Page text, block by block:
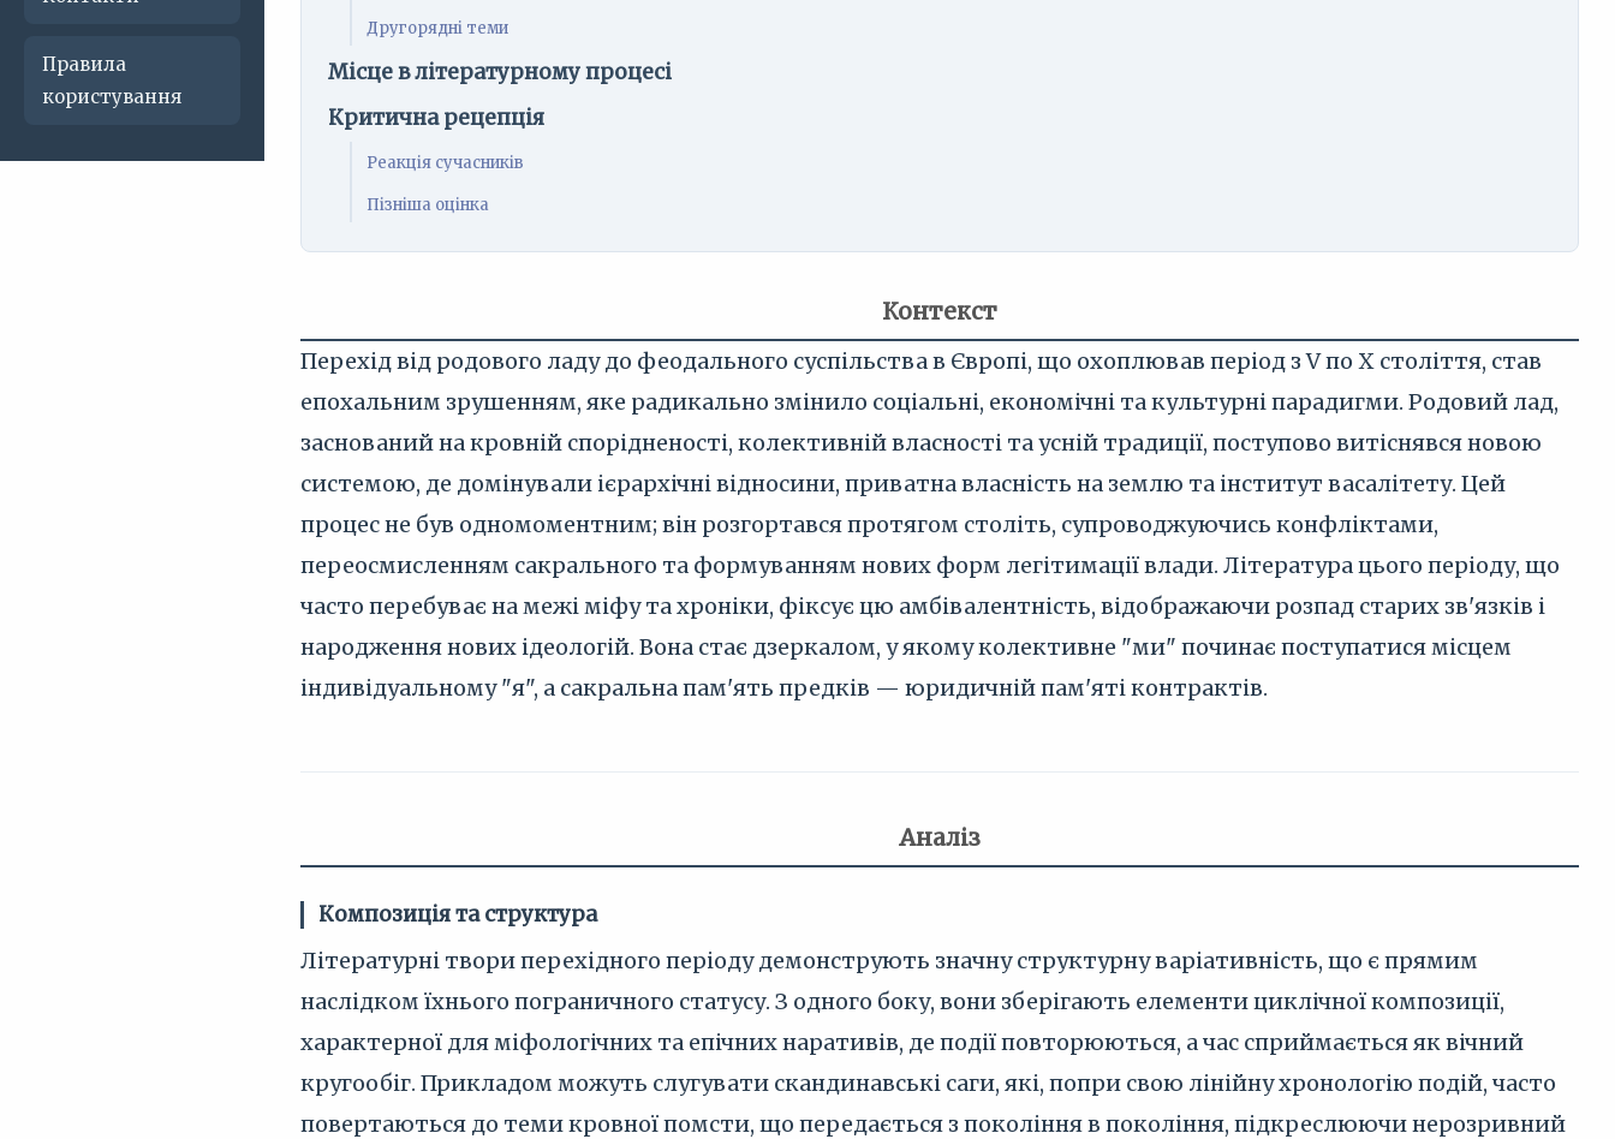
Правила
користування
Другорядні теми
Місце в літературному процесі
Критична рецепція
Реакція сучасників
Пізніша оцінка
Контекст
Перехід від родового ладу до феодального суспільства в Європі, що охоплював період з V по X століття, став
епохальним зрушенням, яке радикально змінило соціальні, економічні та культурні парадигми. Родовий лад,
заснований на кровній спорідненості, колективній власності та усній традиції, поступово витіснявся новою
системою, де домінували ієрархічні відносини, приватна власність на землю та інститут васалітету. Цей
процес не був одномоментним; він розгортався протягом століть, супроводжуючись конфліктами,
переосмисленням сакрального та формуванням нових форм легітимації влади. Література цього періоду, що
часто перебуває на межі міфу та хроніки, фіксує цю амбівалентність, відображаючи розпад старих зв'язків і
народження нових ідеологій. Вона стає дзеркалом, у якому колективне "ми" починає поступатися місцем
індивідуальному "я", а сакральна пам'ять предків — юридичній пам'яті контрактів.
Аналіз
Композиція та структура
Літературні твори перехідного періоду демонструють значну структурну варіативність, що є прямим
наслідком їхнього пограничного статусу. З одного боку, вони зберігають елементи циклічної композиції,
характерної для міфологічних та епічних наративів, де події повторюються, а час сприймається як вічний
кругообіг. Прикладом можуть слугувати скандинавські саги, які, попри свою лінійну хронологію подій, часто
повертаються до теми кровної помсти, що передається з покоління в покоління, підкреслюючи нерозривний